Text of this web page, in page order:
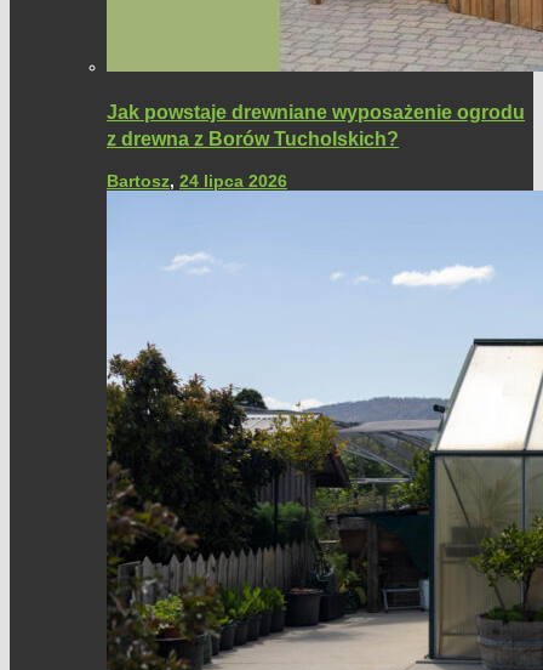
Jak powstaje drewniane wyposażenie ogrodu
z drewna z Borów Tucholskich?
Bartosz, 24 lipca 2026